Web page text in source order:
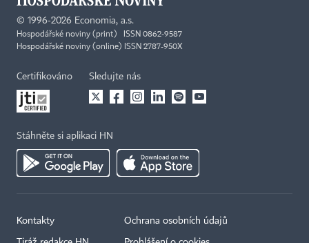
© 1996-2026 Economia, a.s.
Hospodářské noviny (print) ISSN 0862-9587
Hospodářské noviny (online) ISSN 2787-950X
Certifikováno Sledujte nás
Stáhněte si aplikaci HN
Kontakty Ochrana osobních údajů